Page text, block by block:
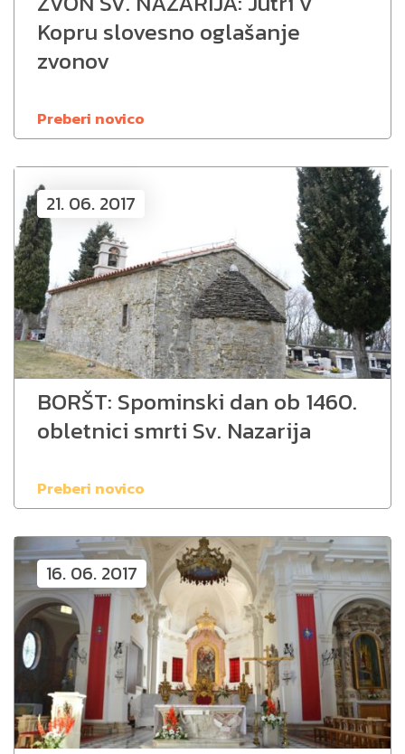
Kopru slovesno oglašanje
zvonov
Preberi novico
21. 06. 2017
BORŠT: Spominski dan ob 1460.
obletnici smrti Sv. Nazarija
Preberi novico
16. 06. 2017